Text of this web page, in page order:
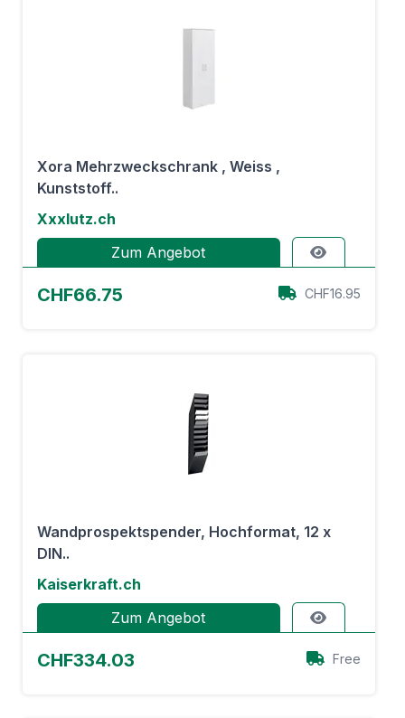
Xora Mehrzweckschrank , Weiss ,
Kunststoff..
Xxxlutz.ch
Zum Angebot
CHF66.75 CHF16.95
Wandprospektspender, Hochformat, 12 x
DIN..
Kaiserkraft.ch
Zum Angebot
CHF334.03 Free